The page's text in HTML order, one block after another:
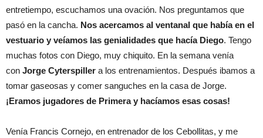
entretiempo, escuchamos una ovación. Nos preguntamos que
pasó en la cancha. Nos acercamos al ventanal que había en el
vestuario y veíamos las genialidades que hacía Diego. Tengo
muchas fotos con Diego, muy chiquito. En la semana venía
con Jorge Cyterspiller a los entrenamientos. Después ibamos a
tomar gaseosas y comer sanguches en la casa de Jorge.
¡Eramos jugadores de Primera y hacíamos esas cosas!
Venía Francis Cornejo, en entrenador de los Cebollitas, y me